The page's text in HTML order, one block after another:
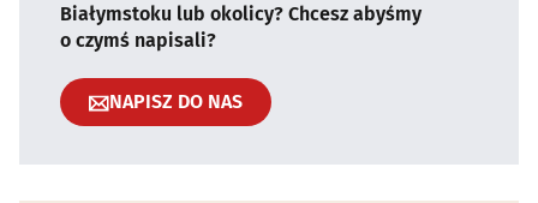
Białymstoku lub okolicy? Chcesz abyśmy
o czymś napisali?
NAPISZ DO NAS